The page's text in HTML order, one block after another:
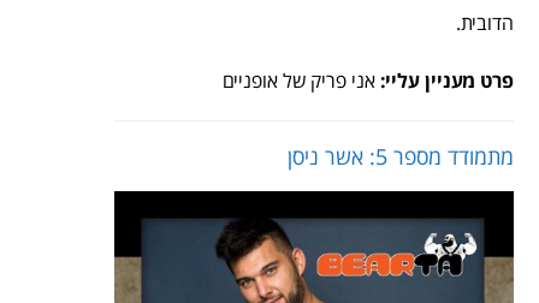
הדובית.
פרט מעניין עליי: אני פריק של אופניים
מתמודד מספר 5: אשר ניסן